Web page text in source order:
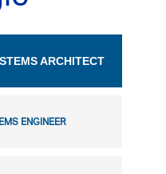
ARCHITECT
ENGINEER